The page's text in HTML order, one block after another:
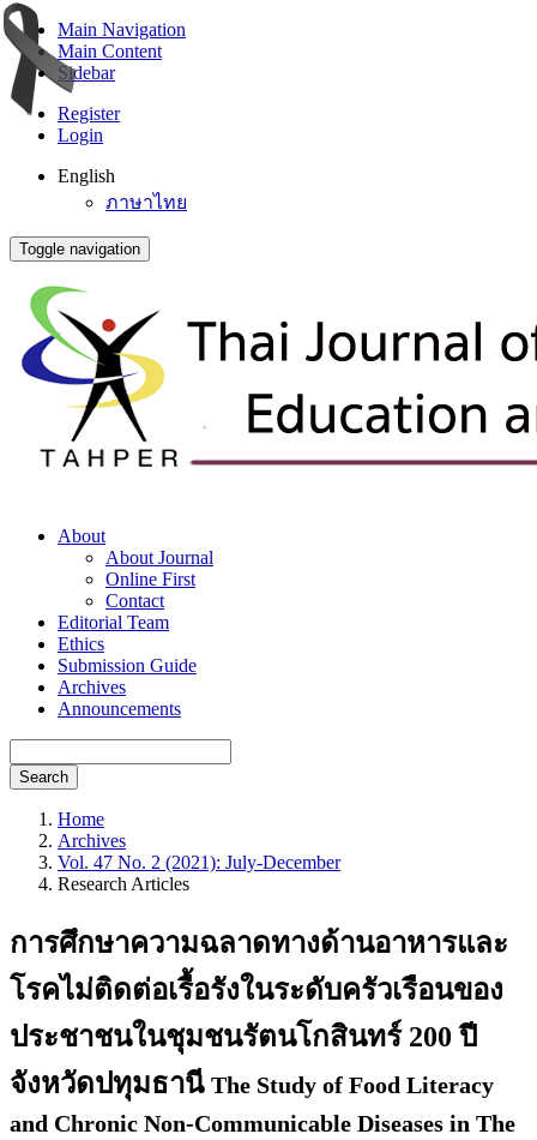
Main Navigation
Main Content
Sidebar
Register
Login
English
ภาษาไทย
Toggle navigation
About
About Journal
Online First
Contact
Editorial Team
Ethics
Submission Guide
Archives
Announcements
Search
Home
Archives
Vol. 47 No. 2 (2021): July-December
Research Articles
การศึกษาความฉลาดทางด้านอาหารและ
โรคไม่ติดต่อเรื้อรังในระดับครัวเรือนของ
ประชาชนในชุมชนรัตนโกสินทร์ 200 ปี
จังหวัดปทุมธานี The Study of Food Literacy
and Chronic Non-Communicable Diseases in The